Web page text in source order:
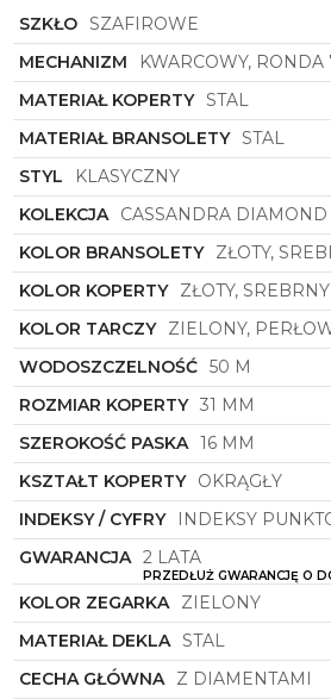
W połączeniu z klasycznym,
koperty oraz złoto-srebrnymi
staje się niezwykle urokliwy i
zarówno do codziennych
wieczorowych kreacji.
Kolorowa tarcza tego zegarka to
majstersztyk - zielony odbijający
refleksami perłowego połysku
niepowtarzalnego charakteru. To
szlachetnych barw i wyjątkowej
ten zegarek zyskuje
wygląd, który przyciąga wzrok i
każdej stylizacji.
Zegarek damskiRoamerz
Diamond to nie tylko biżuteryjny
również symbol luksusu, klasy i
wybór dla kobiet ceniących
niezawodność i wyrafinowany
na moment luksusu i podkreśl
tym niezwykłym zegarkiem,
Twój wyjątkowy gust i
SZKŁO SZAFIROWE
MECHANIZM
KWARCOWY, RONDA
MATERIAŁ KOPERTY STAL
MATERIAŁ BRANSOLETY STAL
STYL
KLASYCZNY
KOLEKCJA CASSANDRA DIAMOND
KOLOR BRANSOLETY ZŁOTY,
KOLOR KOPERTY ZŁOTY, SREBRNY
KOLOR TARCZY ZIELONY,
WODOSZCZELNOŚĆ 50 M
ROZMIAR KOPERTY 31 MM
SZEROKOŚĆ PASKA 16 MM
KSZTAŁT KOPERTY OKRĄGŁY
INDEKSY / CYFRY
INDEKSY
GWARANCJA 2 LATA
PRZEDŁUŻ GWARANCJĘ O
KOLOR ZEGARKA ZIELONY
MATERIAŁ DEKLA STAL
CECHA GŁÓWNA Z DIAMENTAMI